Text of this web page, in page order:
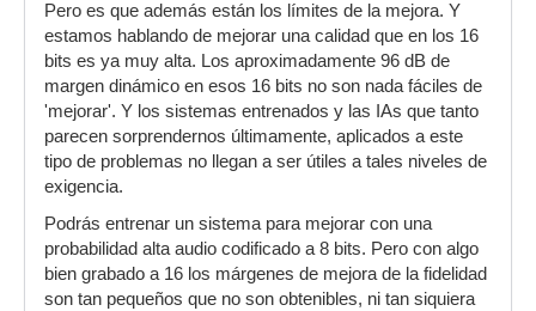
Pero es que además están los límites de la mejora. Y
estamos hablando de mejorar una calidad que en los 16
bits es ya muy alta. Los aproximadamente 96 dB de
margen dinámico en esos 16 bits no son nada fáciles de
'mejorar'. Y los sistemas entrenados y las IAs que tanto
parecen sorprendernos últimamente, aplicados a este
tipo de problemas no llegan a ser útiles a tales niveles de
exigencia.
Podrás entrenar un sistema para mejorar con una
probabilidad alta audio codificado a 8 bits. Pero con algo
bien grabado a 16 los márgenes de mejora de la fidelidad
son tan pequeños que no son obtenibles, ni tan siquiera